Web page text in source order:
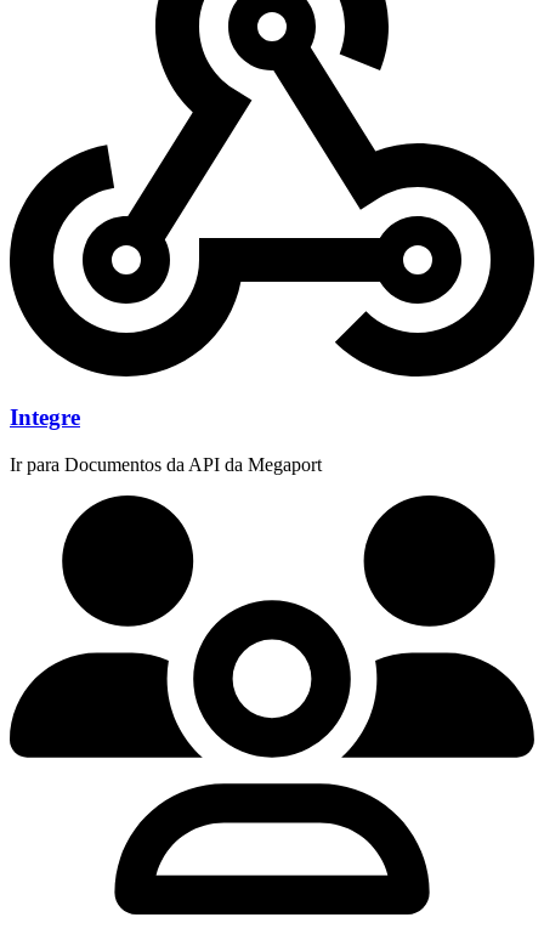
Integre
Ir para Documentos da API da Megaport